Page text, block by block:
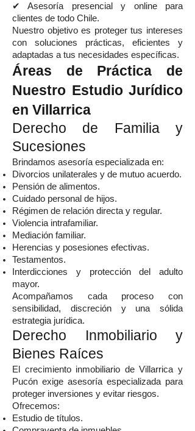
✔ Asesoría presencial y online para
clientes de todo Chile.
Nuestro objetivo es proteger tus intereses
con soluciones prácticas, eficientes y
adaptadas a tus necesidades específicas.
Áreas de Práctica de
Nuestro Estudio Jurídico
en Villarrica
Derecho de Familia y
Sucesiones
Brindamos asesoría especializada en:
Divorcios unilaterales y de mutuo acuerdo.
Pensión de alimentos.
Cuidado personal de hijos.
Régimen de relación directa y regular.
Violencia intrafamiliar.
Mediación familiar.
Herencias y posesiones efectivas.
Testamentos.
Interdicciones y protección del adulto
mayor.
Acompañamos cada proceso con
sensibilidad, discreción y una sólida
estrategia jurídica.
Derecho Inmobiliario y
Bienes Raíces
El crecimiento inmobiliario de Villarrica y
Pucón exige asesoría especializada para
proteger inversiones y evitar riesgos.
Ofrecemos:
Estudio de títulos.